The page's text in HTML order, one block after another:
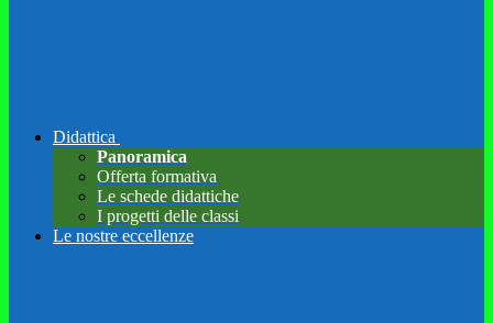
Didattica
Panoramica
Offerta formativa
Le schede didattiche
I progetti delle classi
Le nostre eccellenze